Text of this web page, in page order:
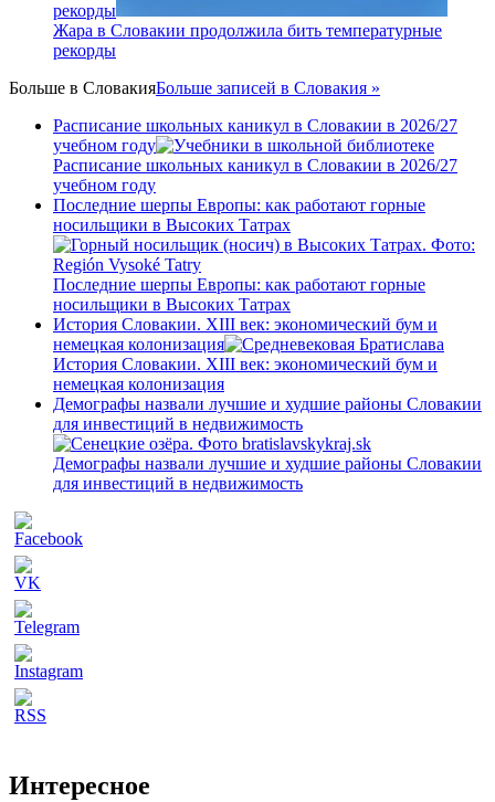
рекорды
Жара в Словакии продолжила бить температурные
рекорды
Больше в СловакияБольше записей в Словакия »
Расписание школьных каникул в Словакии в 2026/27
учебном году
Расписание школьных каникул в Словакии в 2026/27
учебном году
Последние шерпы Европы: как работают горные
носильщики в Высоких Татрах
Последние шерпы Европы: как работают горные
носильщики в Высоких Татрах
История Словакии. XIII век: экономический бум и
немецкая колонизация
История Словакии. XIII век: экономический бум и
немецкая колонизация
Демографы назвали лучшие и худшие районы Словакии
для инвестиций в недвижимость
Демографы назвали лучшие и худшие районы Словакии
для инвестиций в недвижимость
Интересное